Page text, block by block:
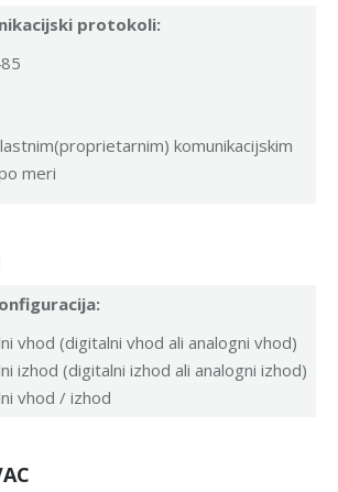
protokoli:
komunikacijskim
meri
vhod (digitalni vhod ali analogni vhod)
izhod (digitalni izhod ali analogni izhod)
vhod / izhod